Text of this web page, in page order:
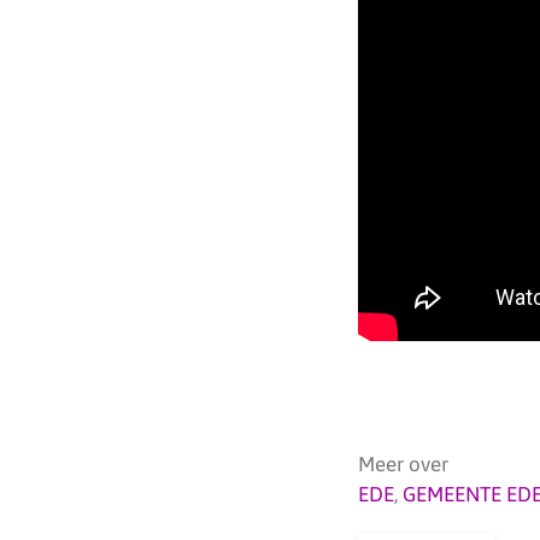
Meer over
EDE, GEMEENTE